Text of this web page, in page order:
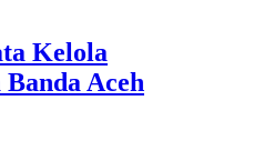
Kelola
Aceh